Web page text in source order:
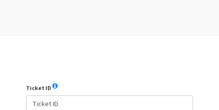
Ticket ID